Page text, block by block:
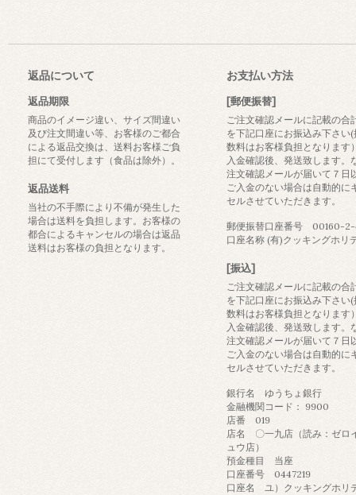
返品について
返品期限
商品のイメージ違い、サイズ間違い
及び注文間違い等、お客様のご都合
による返品交換は、送料お客様ご負
担にて受付します（食品は除外）。
返品送料
当社の不手際により不備が発生した
場合は送料を負担します。お客様の
都合によるキャンセルの場合は返品
送料はお客様の負担となります。
お支払い方法
[郵便振替]
ご注文確認メールに記載の合
を下記口座にお振込み下さい
数料はお客様負担となります
入金確認後、発送致します。
注文確認メールが届いて７日
ご入金のない場合は自動的に
セルさせていただきます。
郵便振替口座番号 00160-2-
口座名称 (有)クッキングホリ
[振込]
ご注文確認メールに記載の合
を下記口座にお振込み下さい
数料はお客様負担となります
入金確認後、発送致します。
注文確認メールが届いて７日
ご入金のない場合は自動的に
セルさせていただきます。
銀行名 ゆうちょ銀行
金融機関コード： 9900
店番 019
店名 〇一九店（読み：ゼロ
ュウ店）
預金種目 当座
口座番号 0447219
口座名 ユ）クッキングホリ